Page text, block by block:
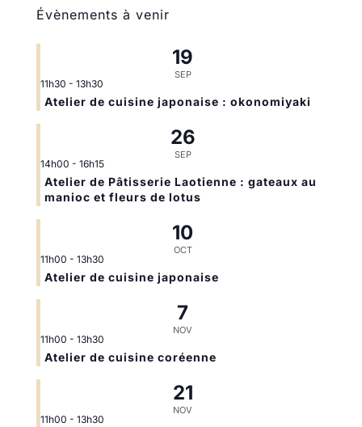
Évènements à venir
19
SEP
11h30 - 13h30
Atelier de cuisine japonaise : okonomiyaki
26
SEP
14h00 - 16h15
Atelier de Pâtisserie Laotienne : gateaux au
manioc et fleurs de lotus
10
OCT
11h00 - 13h30
Atelier de cuisine japonaise
7
NOV
11h00 - 13h30
Atelier de cuisine coréenne
21
NOV
11h00 - 13h30